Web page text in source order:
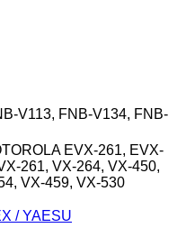
V113, FNB-V134, FNB-
EVX-261, EVX-
261, VX-264, VX-450,
VX-459, VX-530
/ YAESU